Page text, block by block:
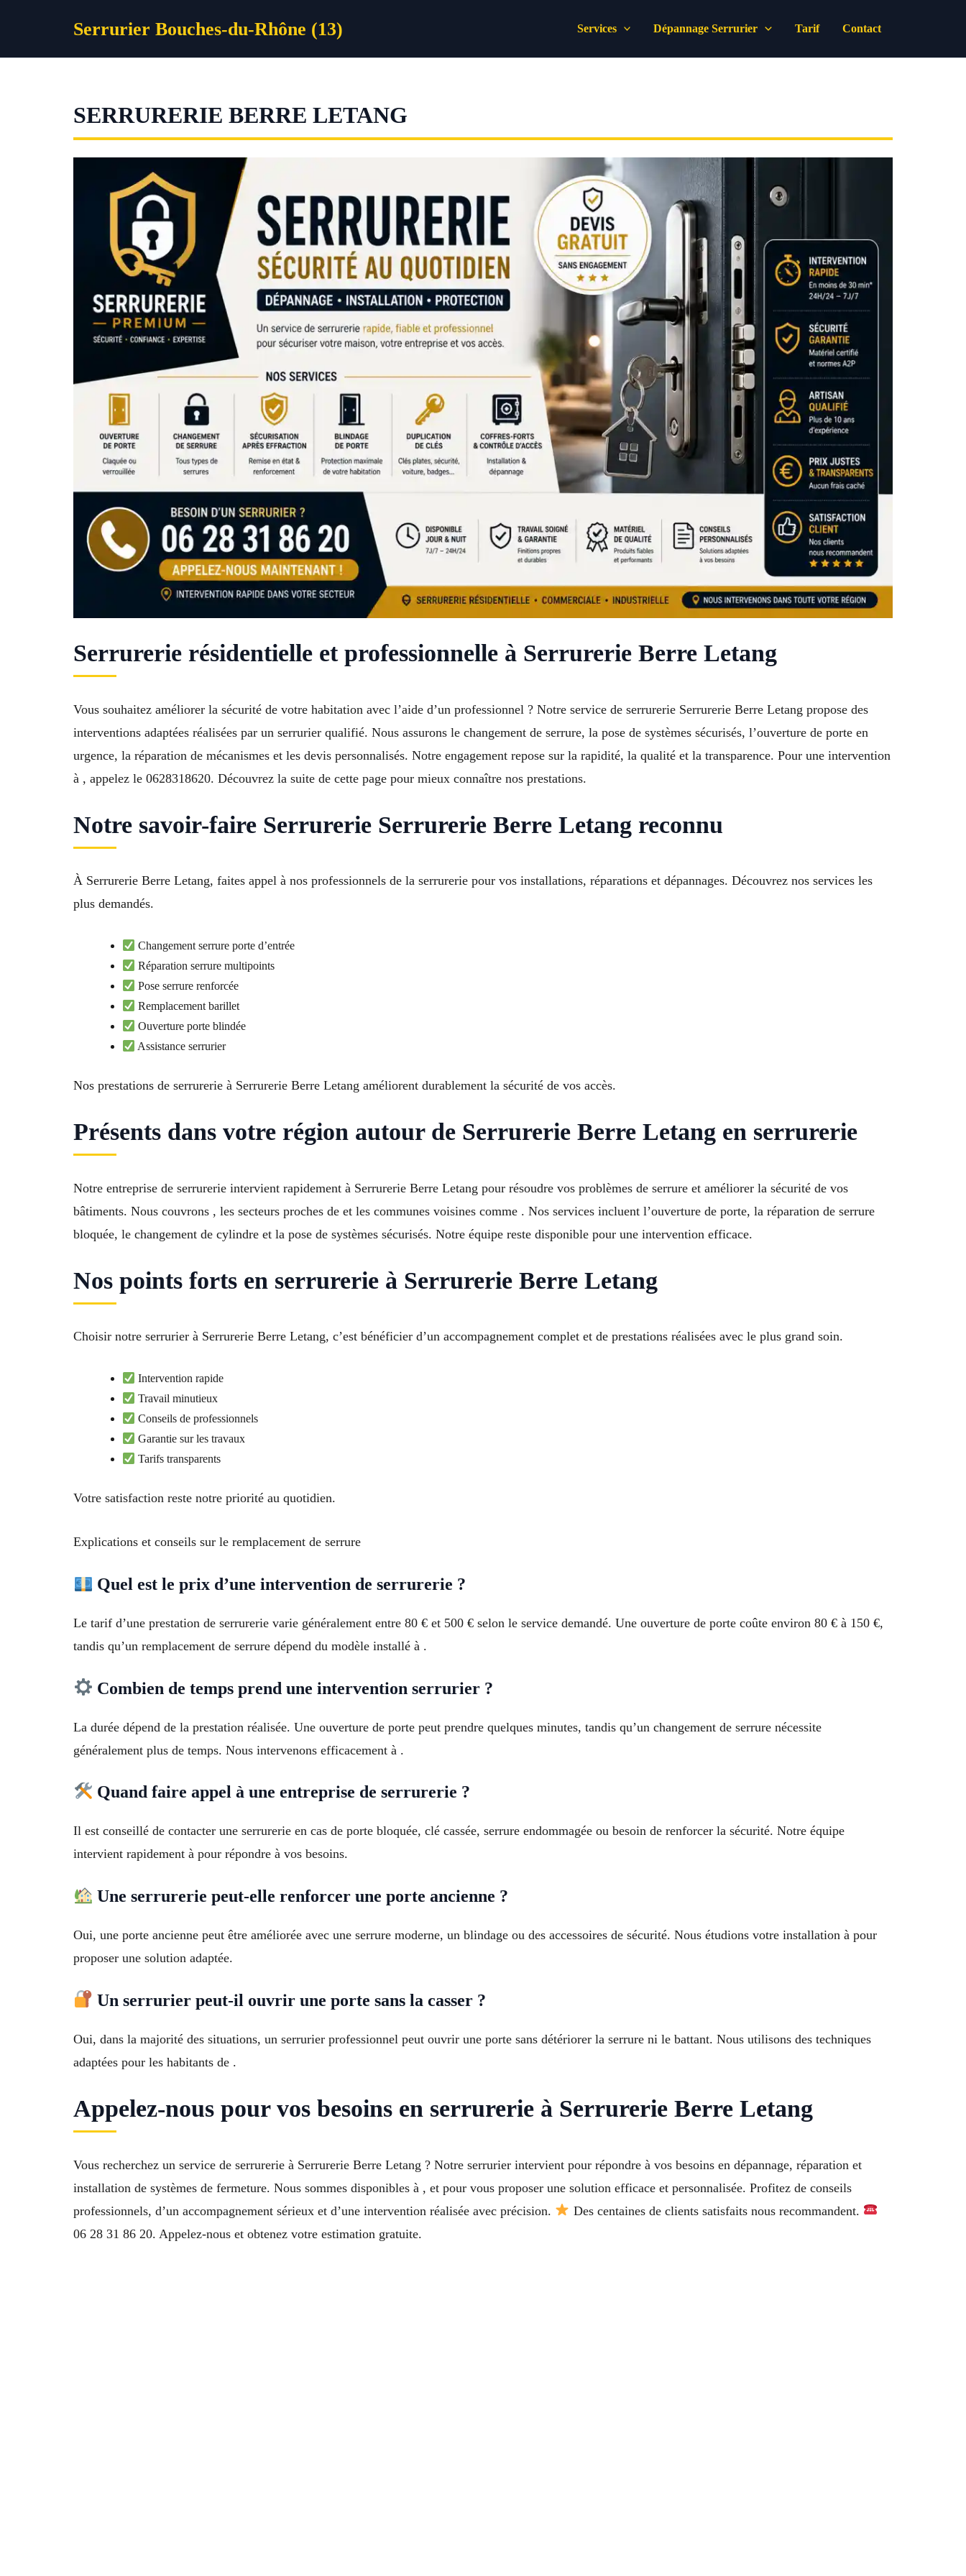
Serrurier Bouches-du-Rhône (13) Services Dépannage Serrurier Tarif Contact
SERRURERIE BERRE LETANG
Serrurerie résidentielle et professionnelle à Serrurerie Berre Letang
Vous souhaitez améliorer la sécurité de votre habitation avec l’aide d’un professionnel ? Notre service de serrurerie Serrurerie Berre Letang propose des
interventions adaptées réalisées par un serrurier qualifié. Nous assurons le changement de serrure, la pose de systèmes sécurisés, l’ouverture de porte en
urgence, la réparation de mécanismes et les devis personnalisés. Notre engagement repose sur la rapidité, la qualité et la transparence. Pour une intervention
à , appelez le 0628318620. Découvrez la suite de cette page pour mieux connaître nos prestations.
Notre savoir-faire Serrurerie Serrurerie Berre Letang reconnu
À Serrurerie Berre Letang, faites appel à nos professionnels de la serrurerie pour vos installations, réparations et dépannages. Découvrez nos services les
plus demandés.
Changement serrure porte d’entrée
Réparation serrure multipoints
Pose serrure renforcée
Remplacement barillet
Ouverture porte blindée
Assistance serrurier
Nos prestations de serrurerie à Serrurerie Berre Letang améliorent durablement la sécurité de vos accès.
Présents dans votre région autour de Serrurerie Berre Letang en serrurerie
Notre entreprise de serrurerie intervient rapidement à Serrurerie Berre Letang pour résoudre vos problèmes de serrure et améliorer la sécurité de vos
bâtiments. Nous couvrons , les secteurs proches de et les communes voisines comme . Nos services incluent l’ouverture de porte, la réparation de serrure
bloquée, le changement de cylindre et la pose de systèmes sécurisés. Notre équipe reste disponible pour une intervention efficace.
Nos points forts en serrurerie à Serrurerie Berre Letang
Choisir notre serrurier à Serrurerie Berre Letang, c’est bénéficier d’un accompagnement complet et de prestations réalisées avec le plus grand soin.
Intervention rapide
Travail minutieux
Conseils de professionnels
Garantie sur les travaux
Tarifs transparents
Votre satisfaction reste notre priorité au quotidien.
Explications et conseils sur le remplacement de serrure
Quel est le prix d’une intervention de serrurerie ?
Le tarif d’une prestation de serrurerie varie généralement entre 80 € et 500 € selon le service demandé. Une ouverture de porte coûte environ 80 € à 150 €,
tandis qu’un remplacement de serrure dépend du modèle installé à .
Combien de temps prend une intervention serrurier ?
La durée dépend de la prestation réalisée. Une ouverture de porte peut prendre quelques minutes, tandis qu’un changement de serrure nécessite
généralement plus de temps. Nous intervenons efficacement à .
Quand faire appel à une entreprise de serrurerie ?
Il est conseillé de contacter une serrurerie en cas de porte bloquée, clé cassée, serrure endommagée ou besoin de renforcer la sécurité. Notre équipe
intervient rapidement à pour répondre à vos besoins.
Une serrurerie peut-elle renforcer une porte ancienne ?
Oui, une porte ancienne peut être améliorée avec une serrure moderne, un blindage ou des accessoires de sécurité. Nous étudions votre installation à pour
proposer une solution adaptée.
Un serrurier peut-il ouvrir une porte sans la casser ?
Oui, dans la majorité des situations, un serrurier professionnel peut ouvrir une porte sans détériorer la serrure ni le battant. Nous utilisons des techniques
adaptées pour les habitants de .
Appelez-nous pour vos besoins en serrurerie à Serrurerie Berre Letang
Vous recherchez un service de serrurerie à Serrurerie Berre Letang ? Notre serrurier intervient pour répondre à vos besoins en dépannage, réparation et
installation de systèmes de fermeture. Nous sommes disponibles à , et pour vous proposer une solution efficace et personnalisée. Profitez de conseils
professionnels, d’un accompagnement sérieux et d’une intervention réalisée avec précision.
Des centaines de clients satisfaits nous recommandent.
06 28 31 86 20. Appelez-nous et obtenez votre estimation gratuite.